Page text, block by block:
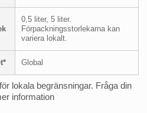
0,5 liter, 5 liter.
Förpackningsstorlekarna kan
variera lokalt.
Global
lokala begränsningar. Fråga din
information